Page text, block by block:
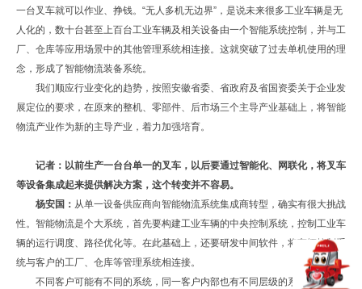
一台叉车就可以作业、挣钱。“无人多机无边界”，是说未来很多工业车辆是无
人化的，数十台甚至上百台工业车辆及相关设备由一个智能系统控制，并与工
厂、仓库等应用场景中的其他管理系统相连接。这就突破了过去单机使用的理
念，形成了智能物流装备系统。
我们顺应行业变化的趋势，按照安徽省委、省政府及省国资委关于企业发
展定位的要求，在原来的整机、零部件、后市场三个主导产业基础上，将智能
物流产业作为新的主导产业，着力加强培育。
记者：以前生产一台台单一的叉车，以后要通过智能化、网联化，将叉车
等设备集成起来提供解决方案，这个转变并不容易。
杨安国： 从单一设备供应商向智能物流系统集成商转型，确实有很大挑战
性。智能物流是个大系统，首先要构建工业车辆的中央控制系统，控制工业车
辆的运行调度、路径优化等。在此基础上，还要研发中间软件，将车辆控制系
统与客户的工厂、仓库等管理系统相连接。
不同客户可能有不同的系统，同一客户内部也有不同层级的系统。把这些